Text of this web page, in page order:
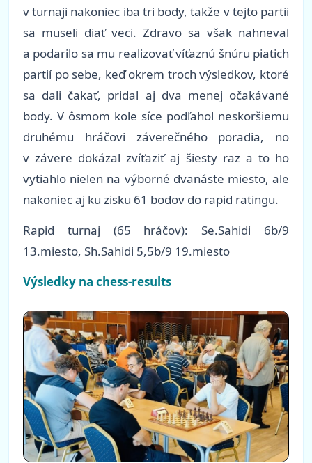
v turnaji nakoniec iba tri body, takže v tejto partii
sa museli diať veci. Zdravo sa však nahneval
a podarilo sa mu realizovať víťaznú šnúru piatich
partií po sebe, keď okrem troch výsledkov, ktoré
sa dali čakať, pridal aj dva menej očakávané
body. V ôsmom kole síce podľahol neskoršiemu
druhému hráčovi záverečného poradia, no
v závere dokázal zvíťaziť aj šiesty raz a to ho
vytiahlo nielen na výborné dvanáste miesto, ale
nakoniec aj ku zisku 61 bodov do rapid ratingu.
Rapid turnaj (65 hráčov): Se.Sahidi 6b/9
13.miesto, Sh.Sahidi 5,5b/9 19.miesto
Výsledky na chess-results